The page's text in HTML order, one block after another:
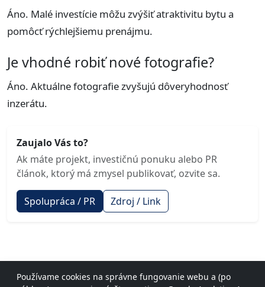
Áno. Malé investície môžu zvýšiť atraktivitu bytu a
pomôcť rýchlejšiemu prenájmu.
Je vhodné robiť nové fotografie?
Áno. Aktuálne fotografie zvyšujú dôveryhodnosť
inzerátu.
Zaujalo Vás to?
Ak máte projekt, investičnú ponuku alebo PR
článok, ktorý má zmysel publikovať, ozvite sa.
Spolupráca / PR Zdroj / Link
Používame cookies na správne fungovanie webu a (po